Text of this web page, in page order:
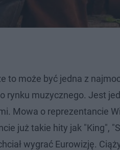
to może być jedna z
rynku muzycznego. Jest
Mowa o reprezentancie
już takie hity jak "King",
wygrać Eurowizję.